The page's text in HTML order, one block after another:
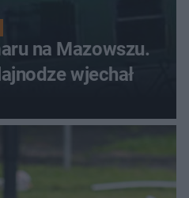
na Mazowszu.
wjechał